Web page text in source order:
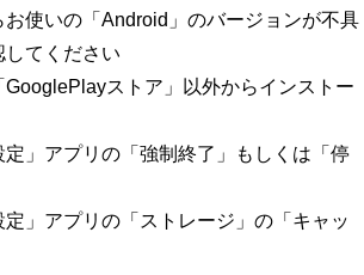
使いの「Android」のバージョンが不具
てください
ストア」以外からインストー
」アプリの「強制終了」もしくは「停
」アプリの「ストレージ」の「キャッ